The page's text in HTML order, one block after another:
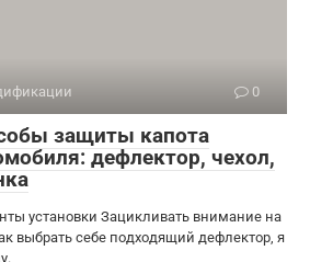
0
защиты капота
дефлектор, чехол,
установки Зацикливать внимание на
выбрать себе подходящий дефлектор, я